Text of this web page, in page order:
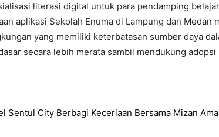
literasi digital untuk para pendamping
aplikasi Sekolah Enuma di Lampung dan Medan
yang memiliki keterbatasan sumber daya
secara lebih merata sambil mendukung
Sentul City Berbagi Keceriaan Bersama Mizan